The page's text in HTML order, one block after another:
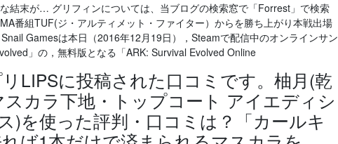
結末が… グリフィンについては、当ブログの検索窓で「Forrest」で検索
番組TUF(ジ・アルティメット・ファイター）からを勝ち上がり本戦出場
Gamesは本日（2016年12月19日），Steamで配信中のオンラインサン
」の，無料版となる「ARK: Survival Evolved Online
LIPSに投稿された口コミです。柚月(乾
カラ下地・トップコート アイエディシ
)を使った評判・口コミは？「カールキ